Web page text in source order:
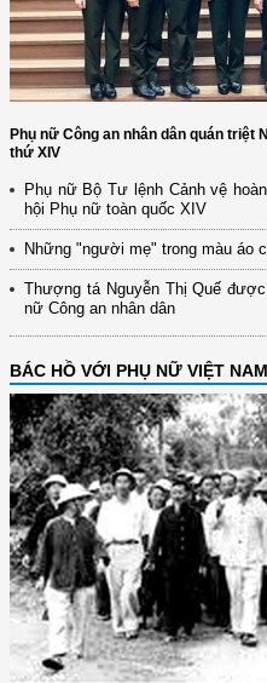
Phụ nữ Công an nhân dân quán triệt
thứ XIV
Phụ nữ Bộ Tư lệnh Cảnh vệ
hội Phụ nữ toàn quốc XIV
Những "người mẹ" trong màu áo
Thượng tá Nguyễn Thị Quế
nữ Công an nhân dân
BÁC HỒ VỚI PHỤ NỮ VIỆT NAM